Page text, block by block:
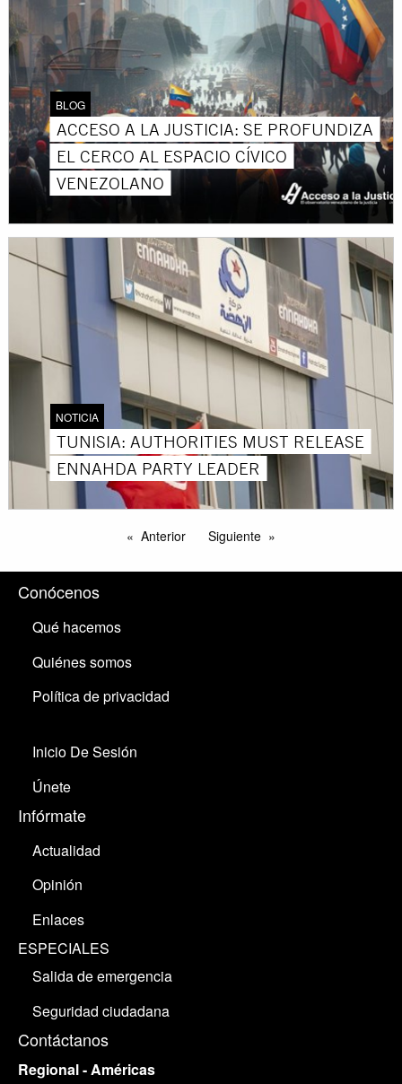
BLOG
ACCESO A LA JUSTICIA: SE PROFUNDIZA
EL CERCO AL ESPACIO CÍVICO
VENEZOLANO
NOTICIA
TUNISIA: AUTHORITIES MUST RELEASE
ENNAHDA PARTY LEADER
Anterior Siguiente
Conócenos
Qué hacemos
Quiénes somos
Política de privacidad
Inicio De Sesión
Únete
Infórmate
Actualidad
Opinión
Enlaces
ESPECIALES
Salida de emergencia
Seguridad ciudadana
Contáctanos
Regional - Américas